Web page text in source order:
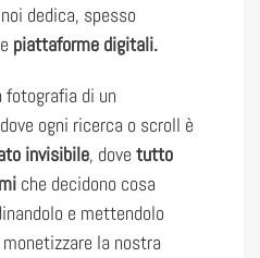
dedica, spesso
piattaforme digitali.
di un
dove ogni ricerca o scroll è
invisibile, dove tutto
che decidono cosa
e mettendolo
la nostra